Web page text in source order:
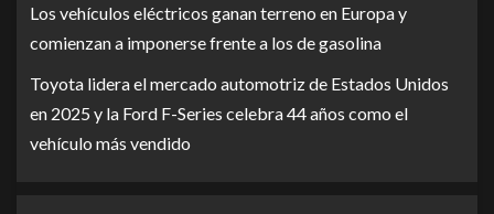
Los vehículos eléctricos ganan terreno en Europa y
comienzan a imponerse frente a los de gasolina
Toyota lidera el mercado automotriz de Estados Unidos
en 2025 y la Ford F-Series celebra 44 años como el
vehículo más vendido